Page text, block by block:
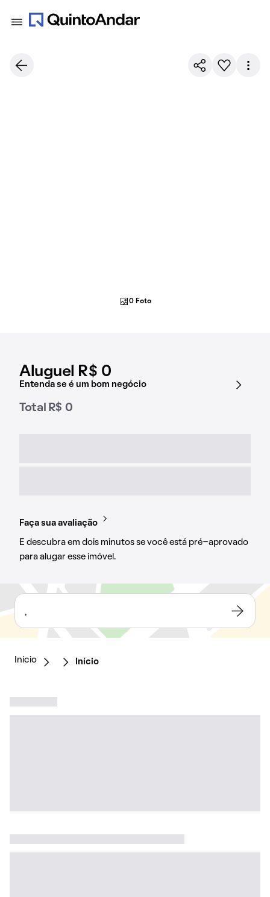
Aluguel R$ 0
Entenda se é um bom negócio
Total R$ 0
Faça sua avaliação
E descubra em dois minutos se você está pré-aprovado
para alugar esse imóvel.
0 Foto
,
Início Início